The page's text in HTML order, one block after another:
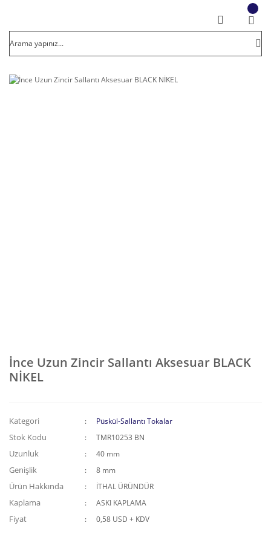
İnce Uzun Zincir Sallantı Aksesuar BLACK
NİKEL
Kategori Püskül-Sallantı Tokalar
Stok Kodu TMR10253 BN
Uzunluk 40 mm
Genişlik 8 mm
Ürün Hakkında İTHAL ÜRÜNDÜR
Kaplama ASKI KAPLAMA
Fiyat 0,58 USD + KDV